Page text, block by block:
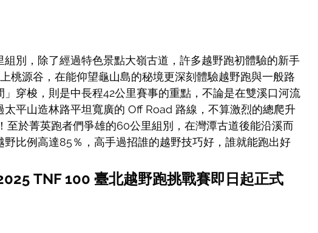
別，除了經過特色景點大嶺古道，許多越野跑初體驗的新手
桃源谷，在能仰望龜山島的秘境更深刻體驗越野跑與一般路
穿梭，則是中長程42公里賽事的重點，不論是在雙溪口河流
平山造林路平坦寬廣的 Off Road 路線，不算激烈的總爬升
至於菁英跑者們爭雄的60公里組別，在灣潭古道後能沿溪而
比例高達85％，高手過招誰的越野技巧好，誰就能跑出好
TNF 100 臺北越野跑挑戰賽即日起正式